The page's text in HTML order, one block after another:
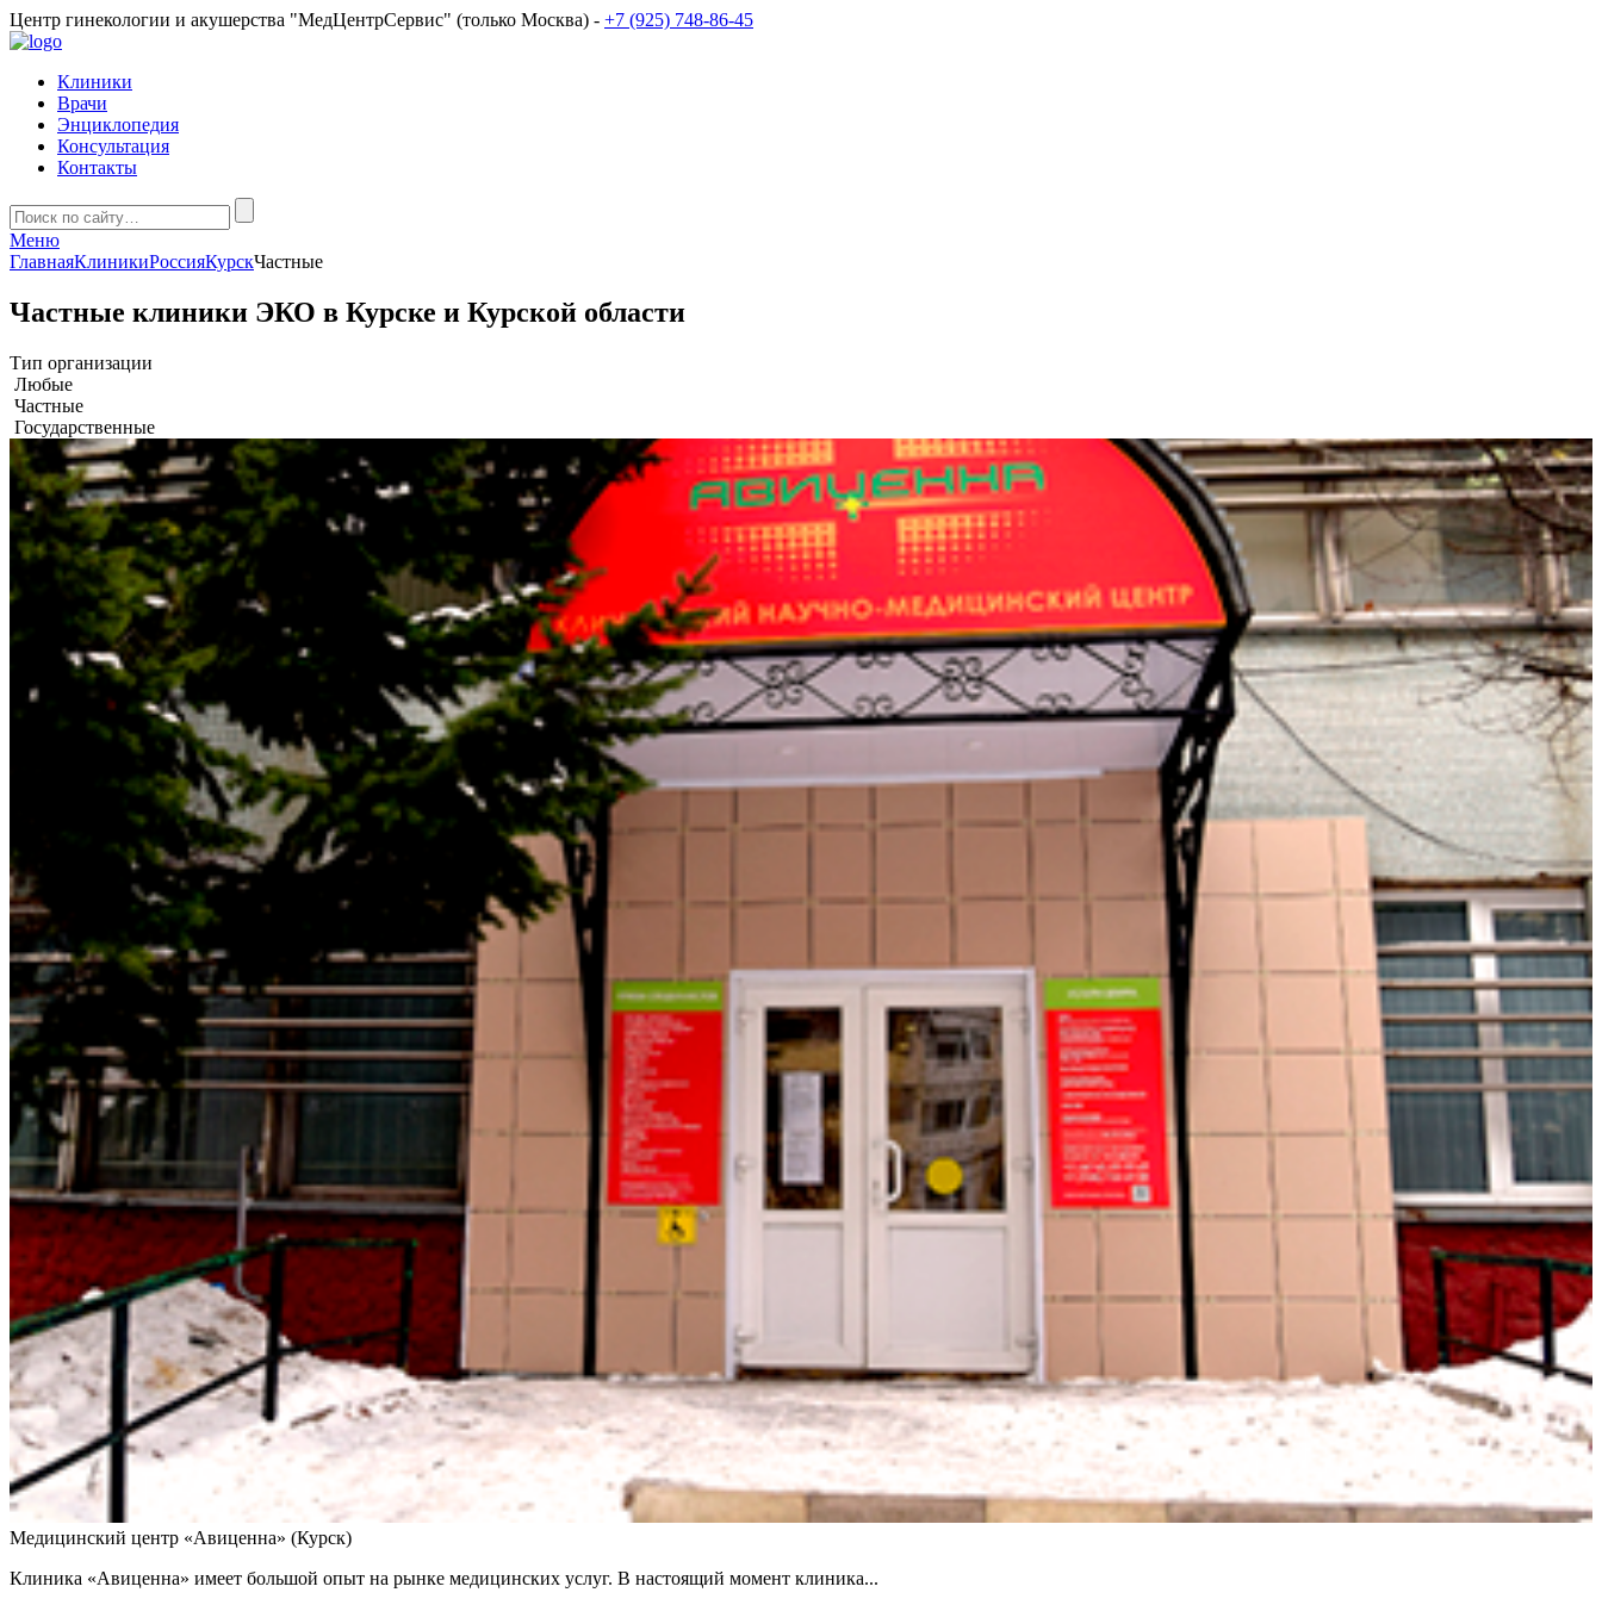
Центр гинекологии и акушерства "МедЦентрСервис" (только Москва) - +7 (925) 748-86-45
Клиники
Врачи
Энциклопедия
Консультация
Контакты
Меню
ГлавнаяКлиникиРоссияКурскЧастные
Частные клиники ЭКО в Курске и Курской области
Тип организации
Любые
Частные
Государственные
Медицинский центр «Авиценна» (Курск)
Клиника «Авиценна» имеет большой опыт на рынке медицинских услуг. В настоящий момент клиника...